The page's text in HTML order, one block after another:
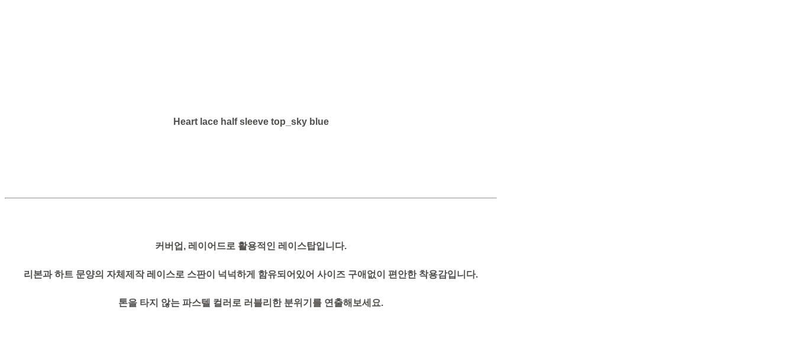
Heart lace half sleeve top_sky blue
커버업, 레이어드로 활용적인 레이스탑입니다.
리본과 하트 문양의 자체제작 레이스로 스판이 넉넉하게 함유되어있어 사이즈 구애없이 편안한 착용감입니다.
톤을 타지 않는 파스텔 컬러로 러블리한 분위기를 연출해보세요.